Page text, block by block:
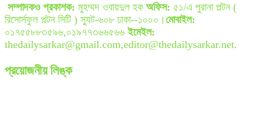
সম্পাদকও প্রকাশক: মুহম্মদ ওবায়দুল হক অফিস: ৫১/এ পুরানা পল্টন (
রিসোর্সফুল পল্টন সিটি ) স্যুট-৬০৮ ঢাকা--১০০০। মোবাইল:
০১৭৫৫৮৮৩৫৯৬,০১৯৭৭৩৬৬৫৬৬ইমেইল:
thedailysarkar@gmail.com,editor@thedailysarkar.net.
প্রয়োজনীয় লিঙ্ক